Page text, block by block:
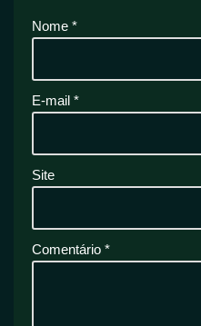
Nome *
E-mail *
Site
Comentário *